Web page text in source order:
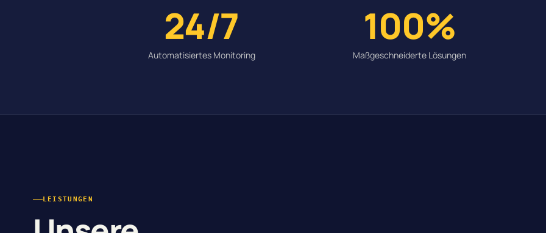
24/7
Automatisiertes Monitoring
100%
Maßgeschneiderte Lösungen
LEISTUNGEN